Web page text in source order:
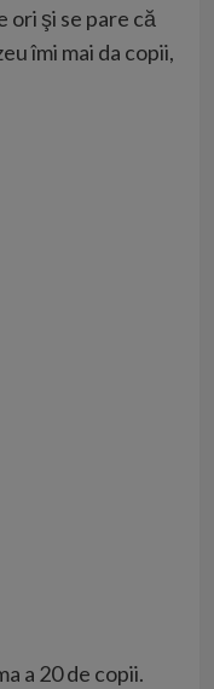
ori şi se pare că
îmi mai da copii,
a 20 de copii.